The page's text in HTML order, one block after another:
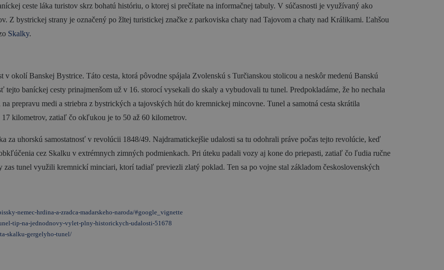
ceste láka turistov skrz bohatú históriu, o ktorej si prečítate na informačnej tabuly. V súčasnosti je využívaný ako
Z bystrickej strany je označený po žltej turistickej značke z parkoviska chaty nad Tajovom a chaty nad Králikami. Ľahšou
Skalky.
v okolí Banskej Bystrice. Táto cesta, ktorá pôvodne spájala Zvolenskú s Turčianskou stolicou a neskôr medenú Banskú
baníckej cesty prinajmenšom už v 16. storocí vysekali do skaly a vybudovali tu tunel. Predpokladáme, že ho nechala
prepravu medi a striebra z bystrických a tajovských hút do kremnickej mincovne. Tunel a samotná cesta skrátila
kilometrov, zatiaľ čo okľukou je to 50 až 60 kilometrov.
za uhorskú samostatnosť v revolúcii 1848/49. Najdramatickejšie udalosti sa tu odohrali práve počas tejto revolúcie, keď
cez Skalku v extrémnych zimných podmienkach. Pri úteku padali vozy aj kone do priepasti, zatiaľ čo ľudia ručne
zas tunel využili kremnickí minciari, ktorí tadiaľ previezli zlatý poklad. Ten sa po vojne stal základom československých
nemec-hrdina-a-zradca-madarskeho-naroda/#google_vignette
tip-na-jednodnovy-vylet-plny-historickych-udalosti-51678
skalku-gergelyho-tunel/